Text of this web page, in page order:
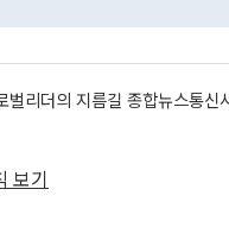
벌리더의 지름길 종합뉴스통
보기